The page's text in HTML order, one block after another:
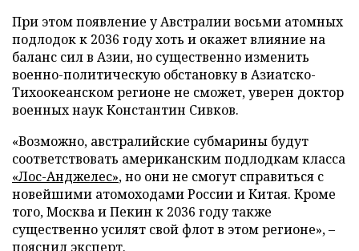
При этом появление у Австралии восьми атомных
подлодок к 2036 году хоть и окажет влияние на
баланс сил в Азии, но существенно изменить
военно-политическую обстановку в Азиатско-
Тихоокеанском регионе не сможет, уверен доктор
военных наук Константин Сивков.
«Возможно, австралийские субмарины будут
соответствовать американским подлодкам класса
«Лос-Анджелес», но они не смогут справиться с
новейшими атомоходами России и Китая. Кроме
того, Москва и Пекин к 2036 году также
существенно усилят свой флот в этом регионе», –
пояснил эксперт.